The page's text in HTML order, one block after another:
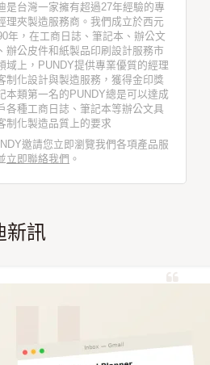
是台灣一家擁有超過27年經驗的專
理夾製造服務商。我們成立於西元
年，在工商日誌、筆記本、辦公文
辦公皮件和紙製品印刷設計服務市
域上，PUNDY提供專業優質的經理
制化設計與製造服務，獲得金印獎
本類第一名的PUNDY總是可以達成
各種工商日誌、筆記本等辦公文具
制化製造品質上的要求
邀請您立即瀏覽我們各項產品服
立即聯絡我們 。
新訊